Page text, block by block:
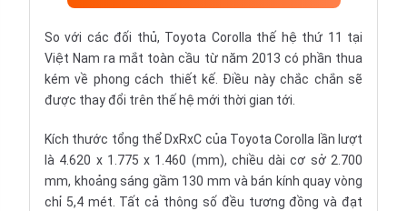
So với các đối thủ, Toyota Corolla thế hệ thứ 11 tại
Việt Nam ra mắt toàn cầu từ năm 2013 có phần thua
kém về phong cách thiết kế. Điều này chắc chắn sẽ
được thay đổi trên thế hệ mới thời gian tới.
Kích thước tổng thể DxRxC của Toyota Corolla lần lượt
là 4.620 x 1.775 x 1.460 (mm), chiều dài cơ sở 2.700
mm, khoảng sáng gầm 130 mm và bán kính quay vòng
chỉ 5,4 mét. Tất cả thông số đều tương đồng và đạt